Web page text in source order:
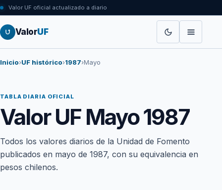
Valor UF oficial actualizado a diario
ValorUF
Inicio›UF histórico›1987›Mayo
TABLA DIARIA OFICIAL
Valor UF Mayo 1987
Todos los valores diarios de la Unidad de Fomento
publicados en mayo de 1987, con su equivalencia en
pesos chilenos.